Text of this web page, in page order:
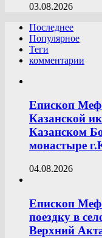
03.08.2026
Последнее
Популярное
Теги
комментарии
Епископ
Казанской
Казанском
монастыре
04.08.2026
Епископ
поездку в
Верхний